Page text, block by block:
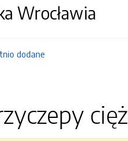
Wrocławia
dodane